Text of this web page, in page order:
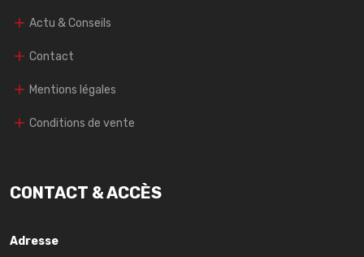
Actu & Conseils
Contact
Mentions légales
Conditions de vente
CONTACT & ACCÈS
Adresse